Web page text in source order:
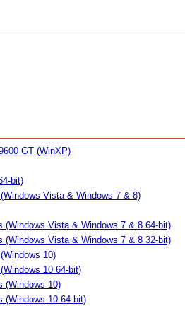
GT (WinXP)
bit)
Vista & Windows 7 & 8)
(Windows Vista & Windows 7 & 8 64-bit)
(Windows Vista & Windows 7 & 8 32-bit)
10)
10 64-bit)
(Windows 10)
(Windows 10 64-bit)